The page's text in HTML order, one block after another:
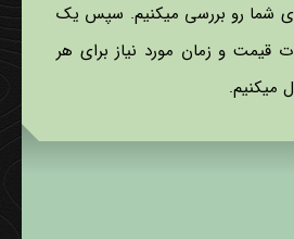
شما رو بررسی میکنیم. سپس یک
قیمت و زمان مورد نیاز برای هر
میکنیم.